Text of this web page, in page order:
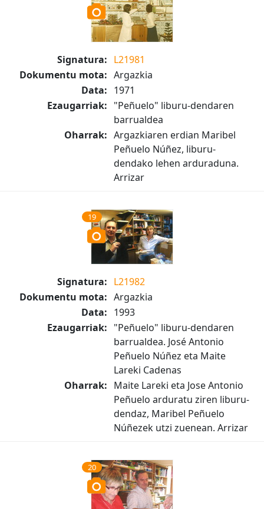
Signatura: L21981
Dokumentu mota: Argazkia
Data: 1971
Ezaugarriak: "Peñuelo" liburu-dendaren
barrualdea
Oharrak: Argazkiaren erdian Maribel
Peñuelo Núñez, liburu-
dendako lehen arduraduna.
Arrizar
19
Signatura: L21982
Dokumentu mota: Argazkia
Data: 1993
Ezaugarriak: "Peñuelo" liburu-dendaren
barrualdea. José Antonio
Peñuelo Núñez eta Maite
Lareki Cadenas
Oharrak: Maite Lareki eta Jose Antonio
Peñuelo arduratu ziren liburu-
dendaz, Maribel Peñuelo
Núñezek utzi zuenean. Arrizar
20